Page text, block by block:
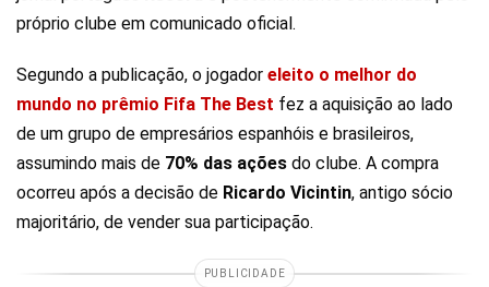
próprio clube em comunicado oficial.
Segundo a publicação, o jogador eleito o melhor do
mundo no prêmio Fifa The Best fez a aquisição ao lado
de um grupo de empresários espanhóis e brasileiros,
assumindo mais de 70% das ações do clube. A compra
ocorreu após a decisão de Ricardo Vicintin, antigo sócio
majoritário, de vender sua participação.
PUBLICIDADE